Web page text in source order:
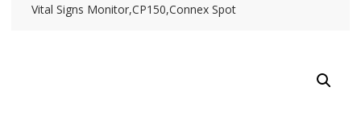
Vital Signs Monitor,CP150,Connex Spot